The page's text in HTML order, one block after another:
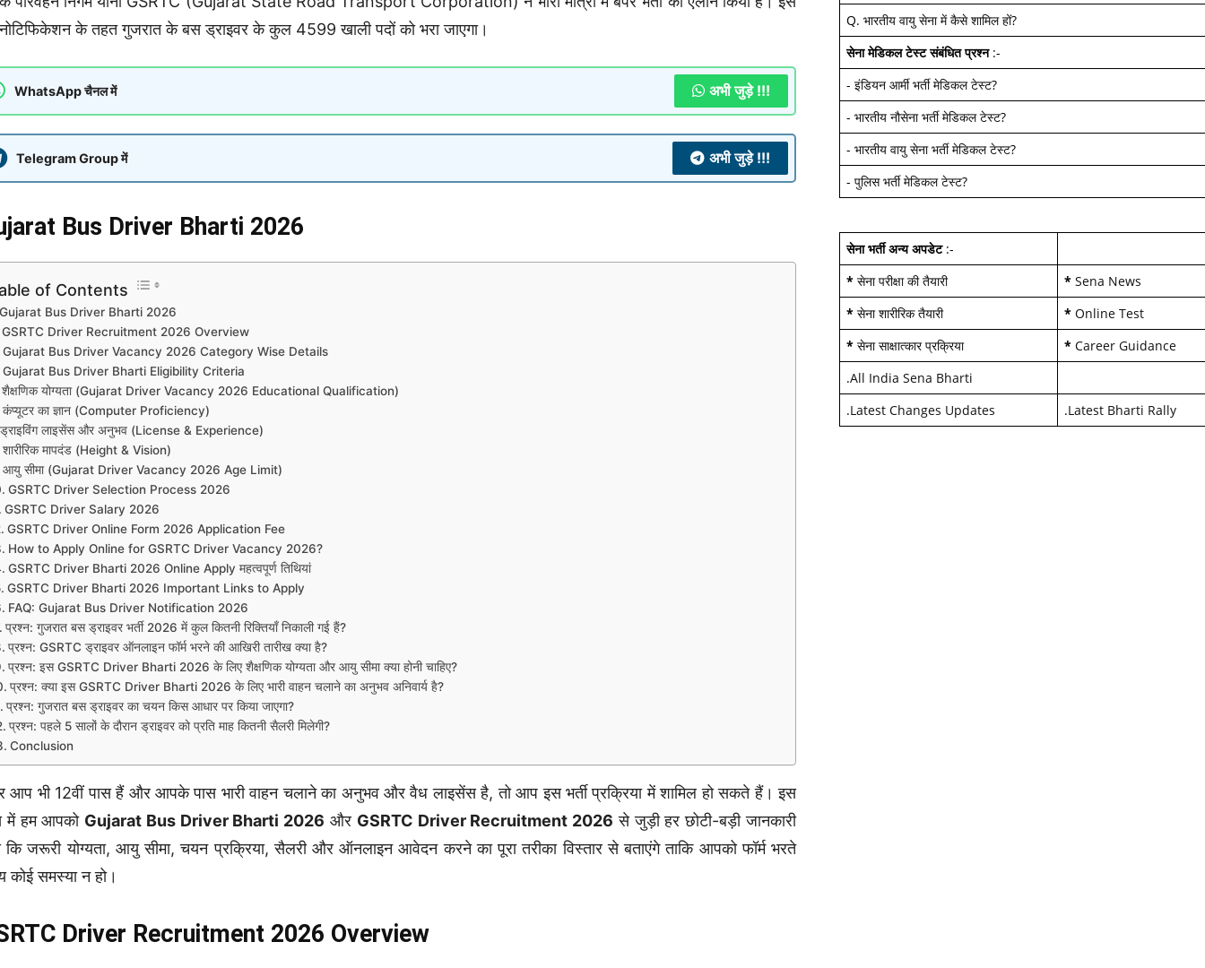
के तहत गुजरात के बस ड्राइवर के कुल 4599 खाली पदों को भरा जाएगा।
WhatsApp चैनल में अभी जुड़े !!!
Telegram Group में अभी जुड़े !!!
Bus Driver Bharti 2026
of Contents
Bus Driver Bharti 2026
GSRTC Driver Recruitment 2026 Overview
Gujarat Bus Driver Vacancy 2026 Category Wise Details
Gujarat Bus Driver Bharti Eligibility Criteria
शैक्षणिक योग्यता (Gujarat Driver Vacancy 2026 Educational Qualification)
कंप्यूटर का ज्ञान (Computer Proficiency)
ड्राइविंग लाइसेंस और अनुभव (License & Experience)
शारीरिक मापदंड (Height & Vision)
आयु सीमा (Gujarat Driver Vacancy 2026 Age Limit)
GSRTC Driver Selection Process 2026
GSRTC Driver Salary 2026
GSRTC Driver Online Form 2026 Application Fee
How to Apply Online for GSRTC Driver Vacancy 2026?
GSRTC Driver Bharti 2026 Online Apply महत्वपूर्ण तिथियां
GSRTC Driver Bharti 2026 Important Links to Apply
FAQ: Gujarat Bus Driver Notification 2026
प्रश्न: गुजरात बस ड्राइवर भर्ती 2026 में कुल कितनी रिक्तियाँ निकाली गई हैं?
प्रश्न: GSRTC ड्राइवर ऑनलाइन फॉर्म भरने की आखिरी तारीख क्या है?
प्रश्न: इस GSRTC Driver Bharti 2026 के लिए शैक्षणिक योग्यता और आयु सीमा क्या होनी चाहिए?
प्रश्न: क्या इस GSRTC Driver Bharti 2026 के लिए भारी वाहन चलाने का अनुभव अनिवार्य है?
प्रश्न: गुजरात बस ड्राइवर का चयन किस आधार पर किया जाएगा?
प्रश्न: पहले 5 सालों के दौरान ड्राइवर को प्रति माह कितनी सैलरी मिलेगी?
Conclusion
आप भी 12वीं पास हैं और आपके पास भारी वाहन चलाने का अनुभव और वैध लाइसेंस है, तो आप इस भर्ती प्रक्रिया में शामिल हो सकते हैं। इस
हम आपको Gujarat Bus Driver Bharti 2026 और GSRTC Driver Recruitment 2026 से जुड़ी हर छोटी-बड़ी जानकारी
जरूरी योग्यता, आयु सीमा, चयन प्रक्रिया, सैलरी और ऑनलाइन आवेदन करने का पूरा तरीका विस्तार से बताएंगे ताकि आपको फॉर्म भरते
कोई समस्या न हो।
Driver Recruitment 2026 Overview
Q. भारतीय वायु सेना में कैसे शामिल हों?
सेना मेडिकल टेस्ट संबंधित प्रश्न:-
- इंडियन आर्मी भर्ती मेडिकल टेस्ट?
- भारतीय नौसेना भर्ती मेडिकल टेस्ट?
- भारतीय वायु सेना भर्ती मेडिकल टेस्ट?
- पुलिस भर्ती मेडिकल टेस्ट?
सेना भर्ती अन्य अपडेट:-
* सेना परीक्षा की तैयारी * Sena News
* सेना शारीरिक तैयारी * Online Test
* सेना साक्षात्कार प्रक्रिया * Career Guidance
.All India Sena Bharti
.Latest Changes Updates .Latest Bharti Rally